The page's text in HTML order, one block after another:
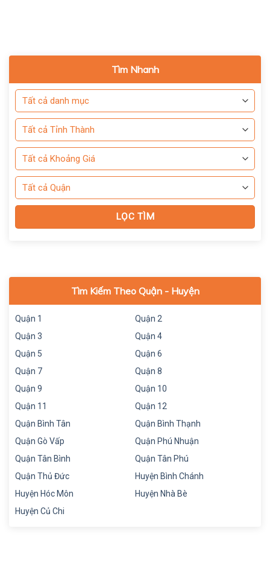
Tìm Nhanh
Tìm Kiếm Theo Quận - Huyện
Quận 1
Quận 2
Quận 3
Quận 4
Quận 5
Quận 6
Quận 7
Quận 8
Quận 9
Quận 10
Quận 11
Quận 12
Quận Bình Tân
Quận Bình Thạnh
Quận Gò Vấp
Quận Phú Nhuận
Quận Tân Bình
Quận Tân Phú
Quận Thủ Đức
Huyện Bình Chánh
Huyện Hóc Môn
Huyện Nhà Bè
Huyện Củ Chi